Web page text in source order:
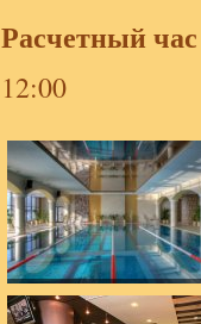
Расчетный час
12:00